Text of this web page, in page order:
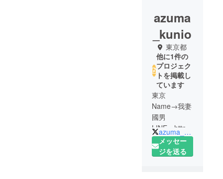
azuma
_kunio
東京都
他に1件の
プロジェク
トを掲載し
ています
東京
Name→我妻
國男
LINE→https:
//t.co/PEii4w
PNmj ツイ
azuma_kunio
メッセー
ジを送る